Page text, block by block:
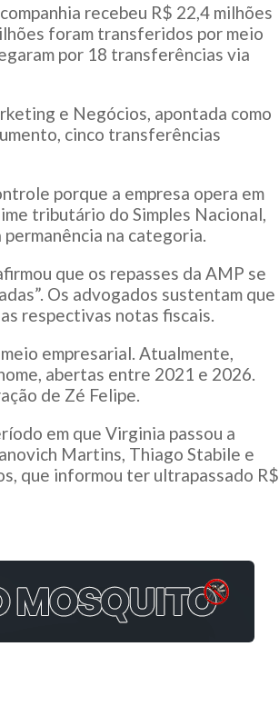
recebeu R$ 22,4 milhões
foram transferidos por meio
por 18 transferências via
e Negócios, apontada como
cinco transferências
porque a empresa opera em
tributário do Simples Nacional,
na categoria.
que os repasses da AMP se
Os advogados sustentam que
respectivas notas fiscais.
empresarial. Atualmente,
abertas entre 2021 e 2026.
de Zé Felipe.
em que Virginia passou a
Martins, Thiago Stabile e
que informou ter ultrapassado R$